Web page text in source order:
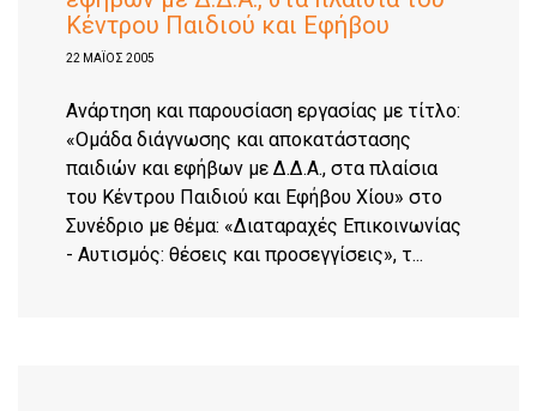
Κέντρου Παιδιού και Εφήβου
22 ΜΑΪΟΣ 2005
Ανάρτηση και παρουσίαση εργασίας με τίτλο:
«Ομάδα διάγνωσης και αποκατάστασης
παιδιών και εφήβων με Δ.Δ.Α., στα πλαίσια
του Κέντρου Παιδιού και Εφήβου Χίου» στο
Συνέδριο με θέμα: «Διαταραχές Επικοινωνίας
- Αυτισμός: θέσεις και προσεγγίσεις», τ...